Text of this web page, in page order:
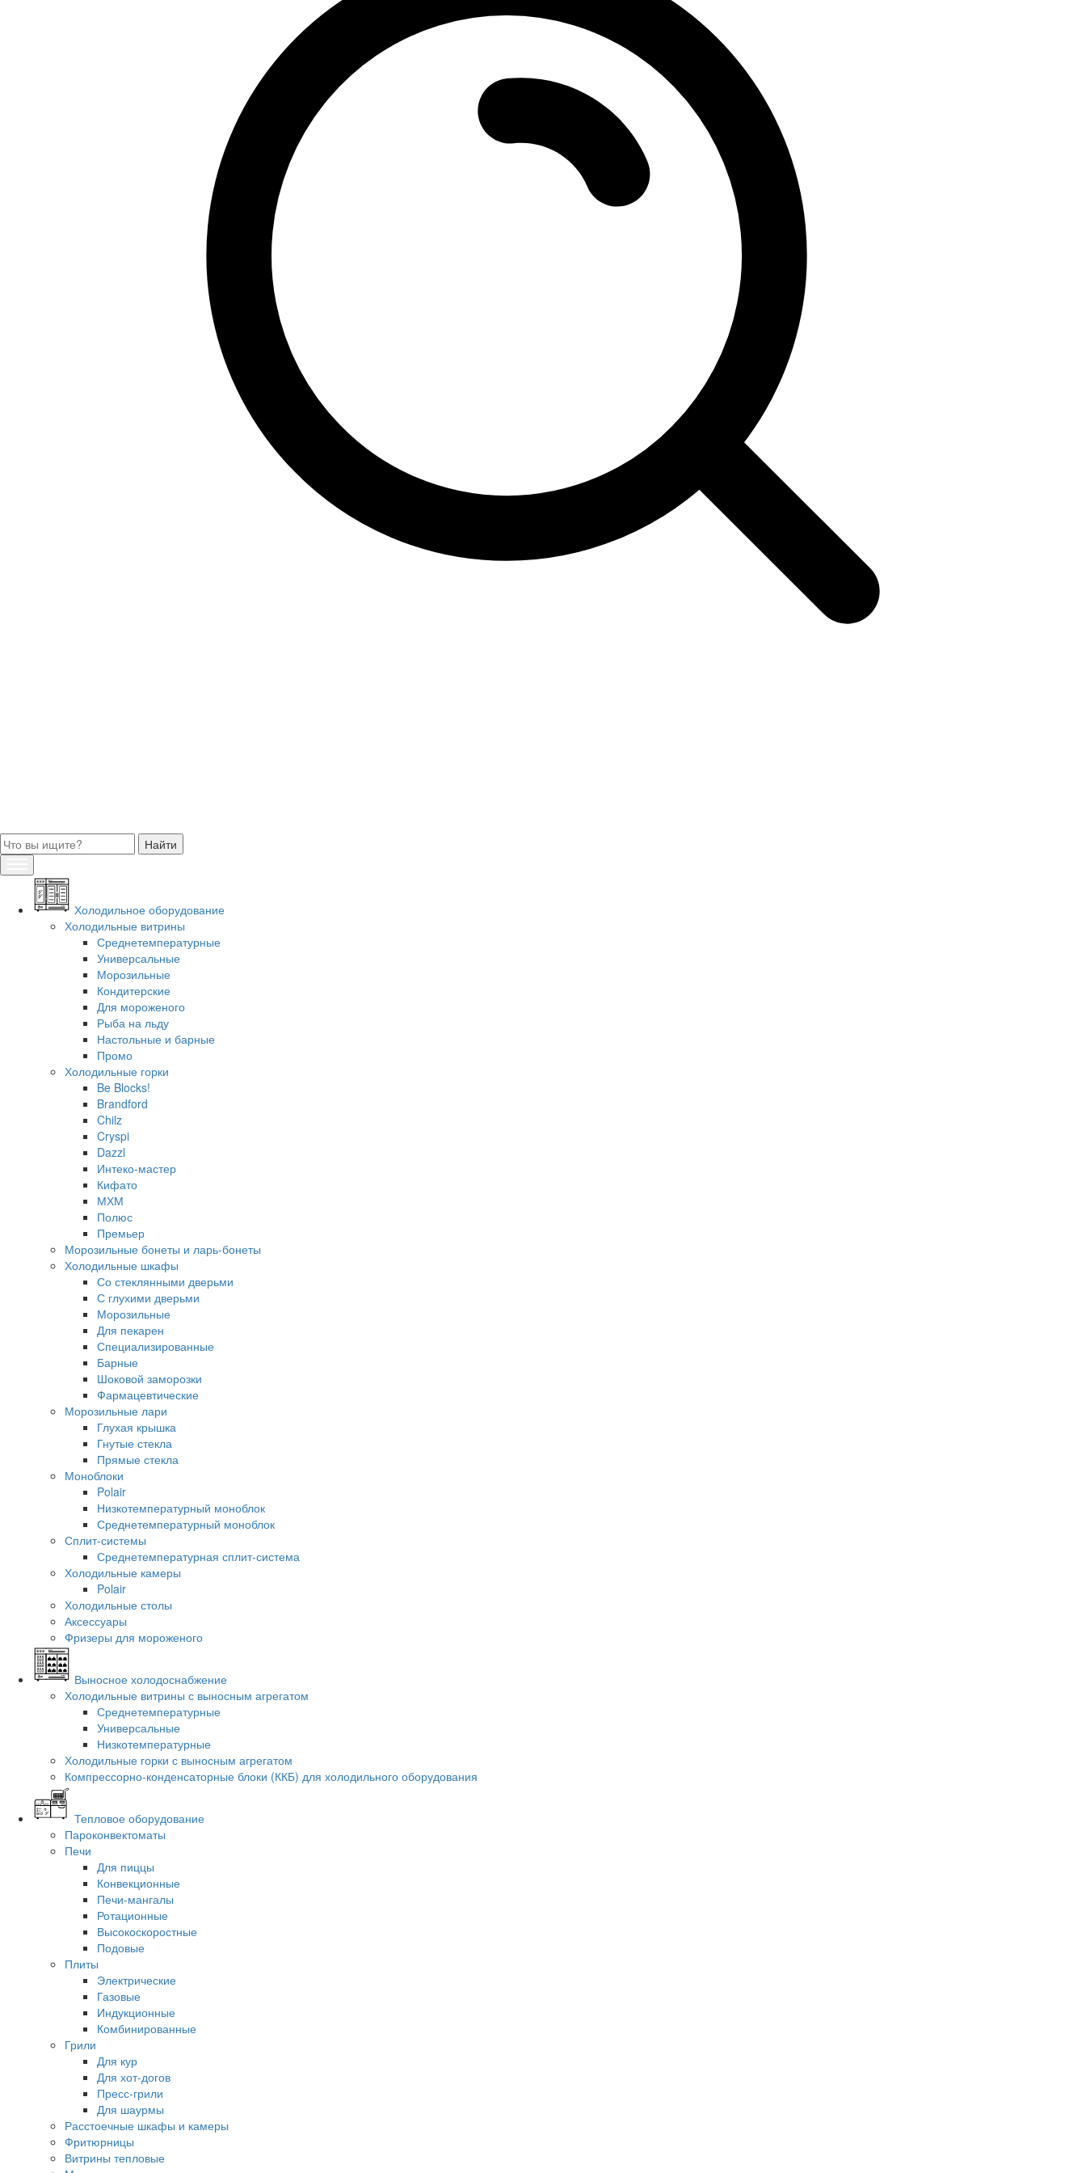
Холодильное оборудование
Холодильные витрины
Среднетемпературные
Универсальные
Морозильные
Кондитерские
Для мороженого
Рыба на льду
Настольные и барные
Промо
Холодильные горки
Be Blocks!
Brandford
Chilz
Cryspi
Dazzl
Интеко-мастер
Кифато
МХМ
Полюс
Премьер
Морозильные бонеты и ларь-бонеты
Холодильные шкафы
Со стеклянными дверьми
С глухими дверьми
Морозильные
Для пекарен
Специализированные
Барные
Шоковой заморозки
Фармацевтические
Морозильные лари
Глухая крышка
Гнутые стекла
Прямые стекла
Моноблоки
Polair
Низкотемпературный моноблок
Среднетемпературный моноблок
Сплит-системы
Среднетемпературная сплит-система
Холодильные камеры
Polair
Холодильные столы
Аксессуары
Фризеры для мороженого
Выносное холодоснабжение
Холодильные витрины с выносным агрегатом
Среднетемпературные
Универсальные
Низкотемпературные
Холодильные горки с выносным агрегатом
Компрессорно-конденсаторные блоки (ККБ) для холодильного оборудования
Тепловое оборудование
Пароконвектоматы
Печи
Для пиццы
Конвекционные
Печи-мангалы
Ротационные
Высокоскоростные
Подовые
Плиты
Электрические
Газовые
Индукционные
Комбинированные
Грили
Для кур
Для хот-догов
Пресс-грили
Для шаурмы
Расстоечные шкафы и камеры
Фритюрницы
Витрины тепловые